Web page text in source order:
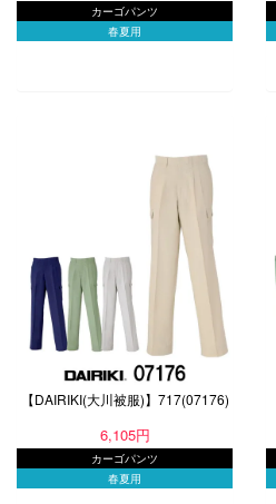
カーゴパンツ
春夏用
【DAIRIKI(大川被服)】717(07176)
6,105円
カーゴパンツ
春夏用